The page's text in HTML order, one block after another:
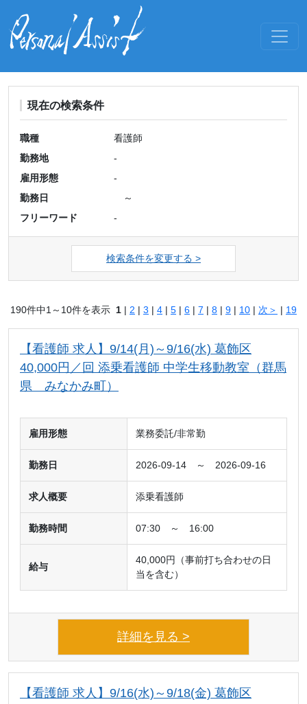
現在の検索条件
職種
看護師
勤務地
-
雇用形態
-
勤務日
～
フリーワード
-
検索条件を変更する >
190件中1～10件を表示 1 | 2 | 3 | 4 | 5 | 6 | 7 | 8 | 9 | 10 | 次＞ | 19
【看護師 求人】9/14(月)～9/16(水) 葛飾区
40,000円／回 添乗看護師 中学生移動教室（群馬
県 みなかみ町）
雇用形態 業務委託/非常勤
勤務日 2026-09-14 ～ 2026-09-16
求人概要 添乗看護師
勤務時間 07:30 ～ 16:00
給与
40,000円（事前打ち合わせの日
当を含む）
詳細を見る >
【看護師 求人】9/16(水)～9/18(金) 葛飾区